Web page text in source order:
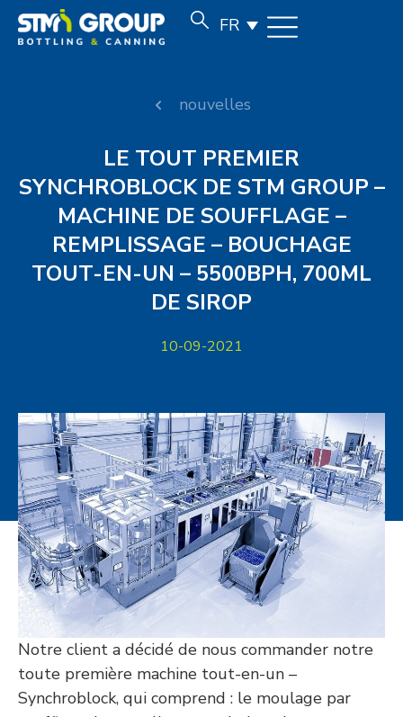
FR
nouvelles
LE TOUT PREMIER
SYNCHROBLOCK DE STM GROUP –
MACHINE DE SOUFFLAGE –
REMPLISSAGE – BOUCHAGE
TOUT-EN-UN – 5500BPH, 700ML
DE SIROP
10-09-2021
Notre client a décidé de nous commander notre
toute première machine tout-en-un –
Synchroblock, qui comprend : le moulage par